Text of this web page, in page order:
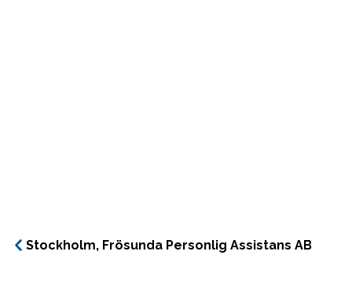
Stockholm, Frösunda Personlig Assistans AB